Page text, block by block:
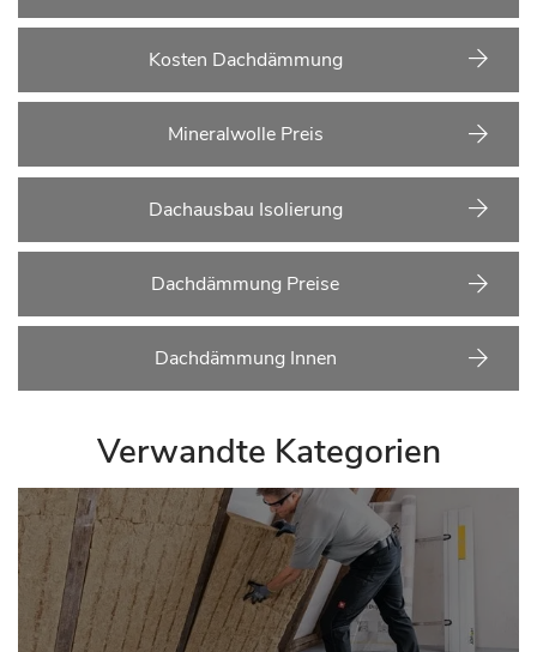
Kosten Dachdämmung
Mineralwolle Preis
Dachausbau Isolierung
Dachdämmung Preise
Dachdämmung Innen
Verwandte Kategorien